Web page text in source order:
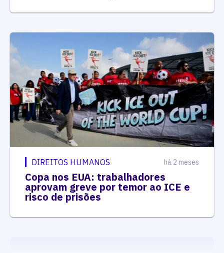
DIREITOS HUMANOS há 2 meses
Copa nos EUA: trabalhadores
aprovam greve por temor ao ICE e
risco de prisões